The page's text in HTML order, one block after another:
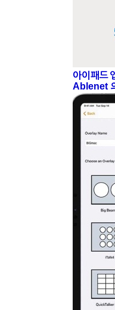
아이패드
Ablenet